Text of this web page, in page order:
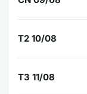
T2 10/08
T3 11/08